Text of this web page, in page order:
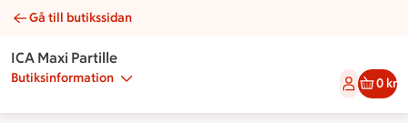
Mandellängd | Catering ICA Maxi Partille
Gå till butikssidan
ICA Maxi Partille
Butiksinformation 0 kr